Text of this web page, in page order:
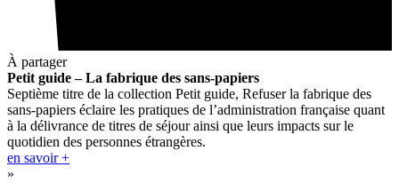
À partager
Petit guide – La fabrique des sans-papiers
Septième titre de la collection Petit guide, Refuser la fabrique des
sans-papiers éclaire les pratiques de l’administration française quant
à la délivrance de titres de séjour ainsi que leurs impacts sur le
quotidien des personnes étrangères.
en savoir +
»